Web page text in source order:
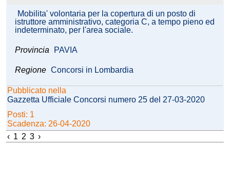
Mobilita' volontaria per la copertura di un posto di
istruttore amministrativo, categoria C, a tempo pieno ed
indeterminato, per l'area sociale.
Provincia PAVIA
Regione Concorsi in Lombardia
Pubblicato nella
Gazzetta Ufficiale Concorsi numero 25 del 27-03-2020
Posti: 1
Scadenza: 26-04-2020
‹ 1 2 3 ›